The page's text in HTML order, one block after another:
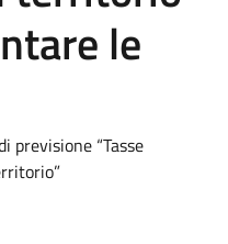
le
previsione “Tasse